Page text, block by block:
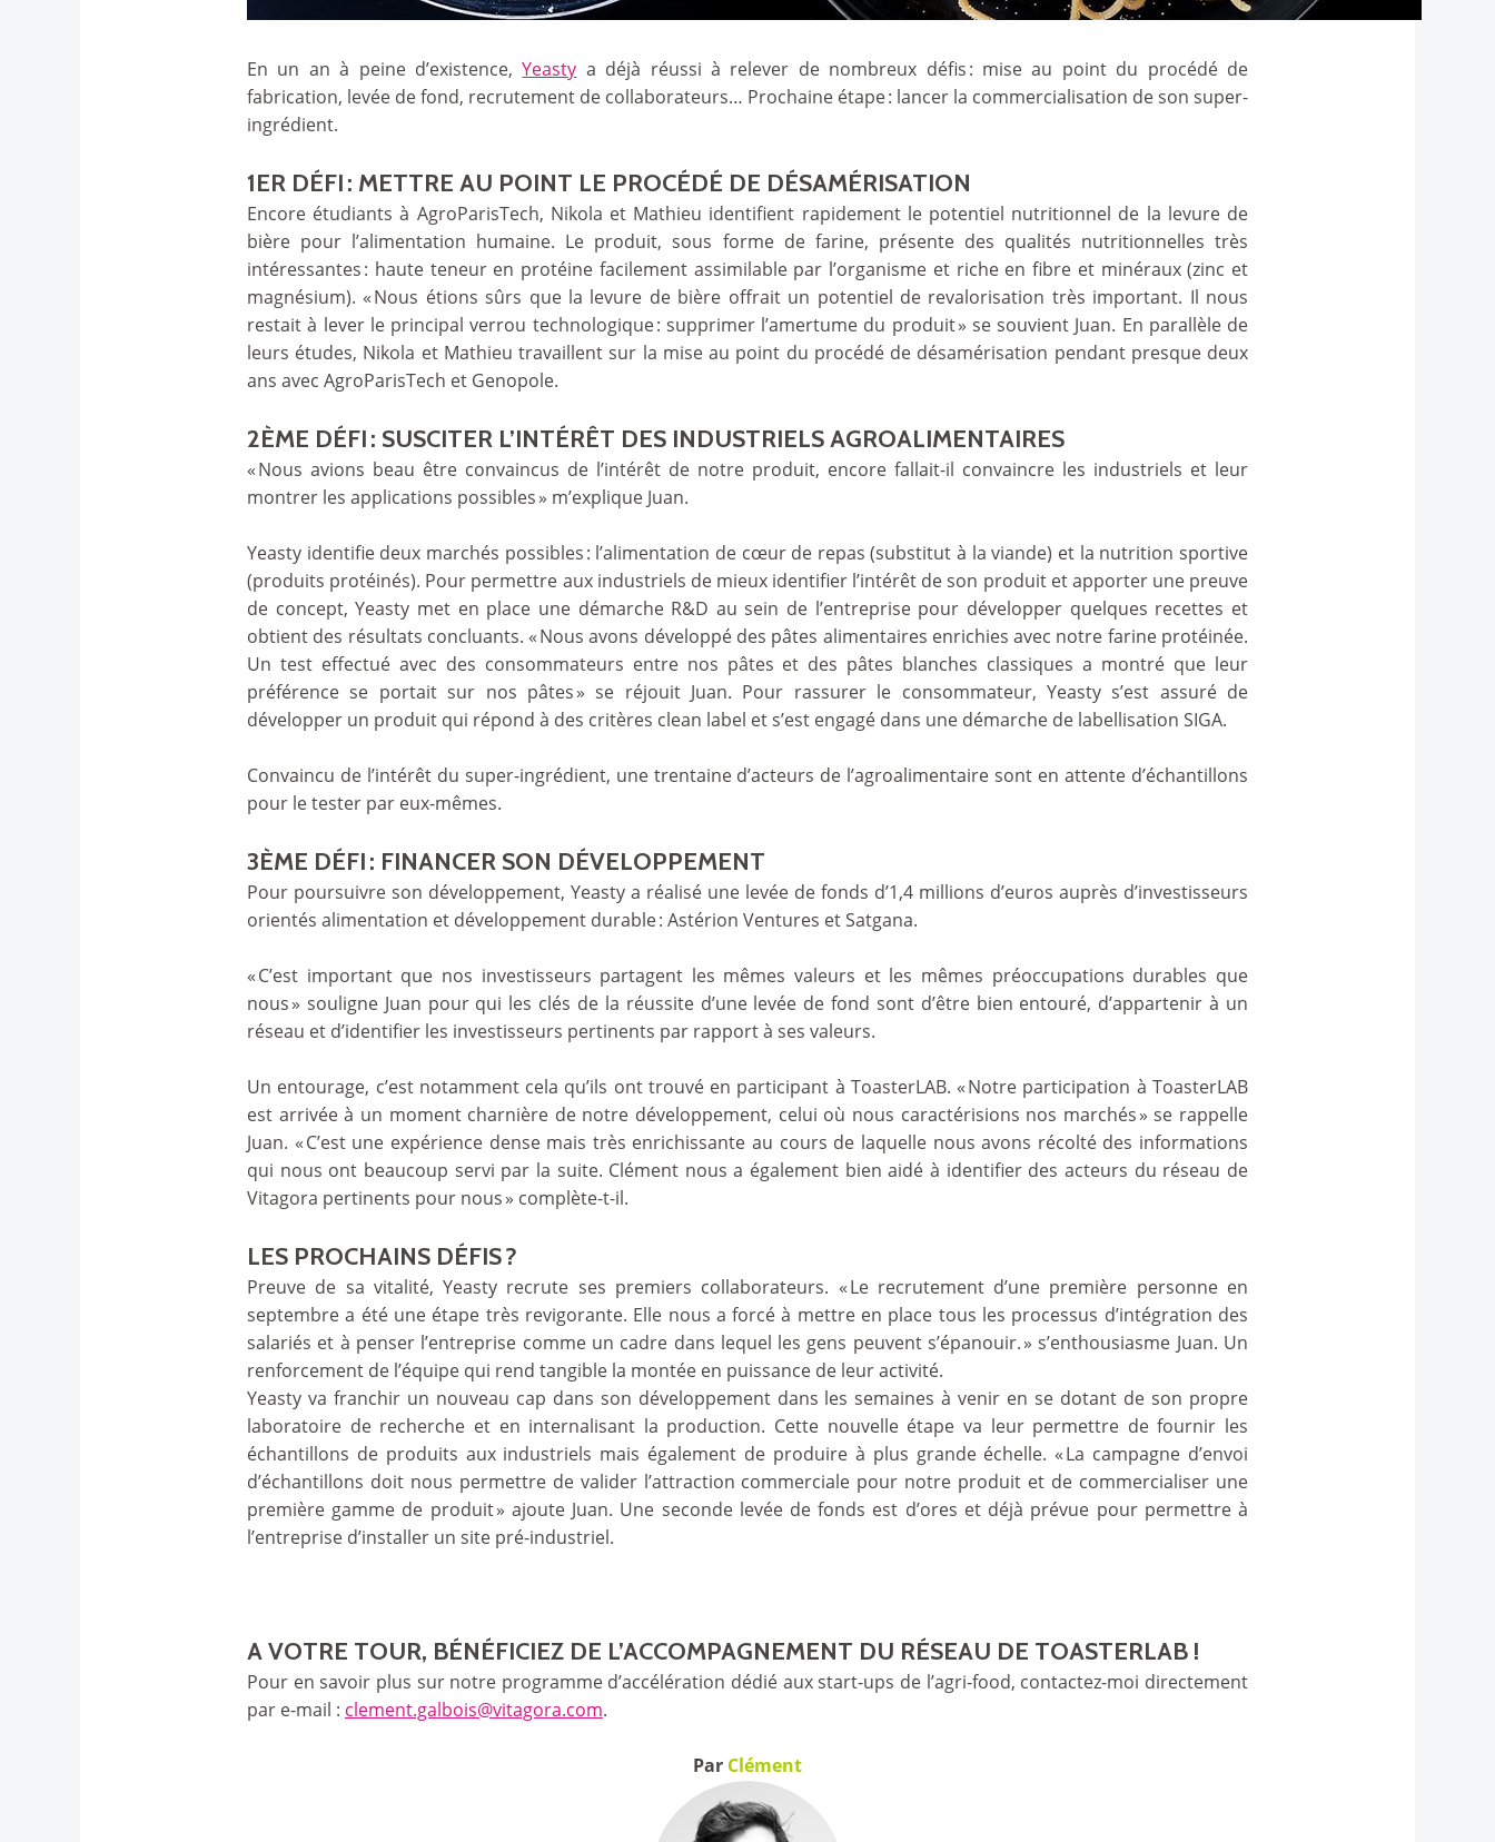
En un an à peine d’existence,Yeasty a déjà réussi à relever de nombreux défis : mise au point du procédé de
fabrication, levée de fond, recrutement de collaborateurs… Prochaine étape : lancer la commercialisation de son super-
ingrédient.
1ER DÉFI : METTRE AU POINT LE PROCÉDÉ DE DÉSAMÉRISATION
Encore étudiants à AgroParisTech, Nikola et Mathieu identifient rapidement le potentiel nutritionnel de la levure de
bière pour l’alimentation humaine. Le produit, sous forme de farine, présente des qualités nutritionnelles très
intéressantes : haute teneur en protéine facilement assimilable par l’organisme et riche en fibre et minéraux (zinc et
magnésium). « Nous étions sûrs que la levure de bière offrait un potentiel de revalorisation très important. Il nous
restait à lever le principal verrou technologique : supprimer l’amertume du produit » se souvient Juan. En parallèle de
leurs études, Nikola et Mathieu travaillent sur la mise au point du procédé de désamérisation pendant presque deux
ans avec AgroParisTech et Genopole.
2ÈME DÉFI : SUSCITER L’INTÉRÊT DES INDUSTRIELS AGROALIMENTAIRES
« Nous avions beau être convaincus de l’intérêt de notre produit, encore fallait-il convaincre les industriels et leur
montrer les applications possibles » m’explique Juan.
Yeasty identifie deux marchés possibles : l’alimentation de cœur de repas (substitut à la viande) et la nutrition sportive
(produits protéinés). Pour permettre aux industriels de mieux identifier l’intérêt de son produit et apporter une preuve
de concept, Yeasty met en place une démarche R&D au sein de l’entreprise pour développer quelques recettes et
obtient des résultats concluants. « Nous avons développé des pâtes alimentaires enrichies avec notre farine protéinée.
Un test effectué avec des consommateurs entre nos pâtes et des pâtes blanches classiques a montré que leur
préférence se portait sur nos pâtes » se réjouit Juan. Pour rassurer le consommateur, Yeasty s’est assuré de
développer un produit qui répond à des critères clean label et s’est engagé dans une démarche de labellisation SIGA.
Convaincu de l’intérêt du super-ingrédient, une trentaine d’acteurs de l’agroalimentaire sont en attente d’échantillons
pour le tester par eux-mêmes.
3ÈME DÉFI : FINANCER SON DÉVELOPPEMENT
Pour poursuivre son développement, Yeasty a réalisé une levée de fonds d’1,4 millions d’euros auprès d’investisseurs
orientés alimentation et développement durable : Astérion Ventures et Satgana.
« C’est important que nos investisseurs partagent les mêmes valeurs et les mêmes préoccupations durables que
nous » souligne Juan pour qui les clés de la réussite d’une levée de fond sont d’être bien entouré, d’appartenir à un
réseau et d’identifier les investisseurs pertinents par rapport à ses valeurs.
Un entourage, c’est notamment cela qu’ils ont trouvé en participant à ToasterLAB. « Notre participation à ToasterLAB
est arrivée à un moment charnière de notre développement, celui où nous caractérisions nos marchés » se rappelle
Juan. « C’est une expérience dense mais très enrichissante au cours de laquelle nous avons récolté des informations
qui nous ont beaucoup servi par la suite. Clément nous a également bien aidé à identifier des acteurs du réseau de
Vitagora pertinents pour nous » complète-t-il.
LES PROCHAINS DÉFIS ?
Preuve de sa vitalité, Yeasty recrute ses premiers collaborateurs. « Le recrutement d’une première personne en
septembre a été une étape très revigorante. Elle nous a forcé à mettre en place tous les processus d’intégration des
salariés et à penser l’entreprise comme un cadre dans lequel les gens peuvent s’épanouir. » s’enthousiasme Juan. Un
renforcement de l’équipe qui rend tangible la montée en puissance de leur activité.
Yeasty va franchir un nouveau cap dans son développement dans les semaines à venir en se dotant de son propre
laboratoire de recherche et en internalisant la production. Cette nouvelle étape va leur permettre de fournir les
échantillons de produits aux industriels mais également de produire à plus grande échelle. « La campagne d’envoi
d’échantillons doit nous permettre de valider l’attraction commerciale pour notre produit et de commercialiser une
première gamme de produit » ajoute Juan. Une seconde levée de fonds est d’ores et déjà prévue pour permettre à
l’entreprise d’installer un site pré-industriel.
A VOTRE TOUR, BÉNÉFICIEZ DE L’ACCOMPAGNEMENT DU RÉSEAU DE TOASTERLAB !
Pour en savoir plus sur notre programme d’accélération dédié aux start-ups de l’agri-food, contactez-moi directement
par e-mail : clement.galbois@vitagora.com.
Par Clément